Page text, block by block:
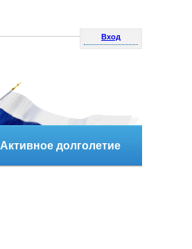
Вход
Активное долголетие